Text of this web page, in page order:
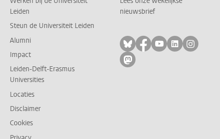
Leiden
Steun de Universiteit Leiden
Alumni
Impact
Leiden-Delft-Erasmus
Universities
Locaties
Disclaimer
Cookies
nieuwsbrief
Volg ons op bluesky
Volg ons op
Volg ons op
Volg ons
Volg
Volg ons op mastodon